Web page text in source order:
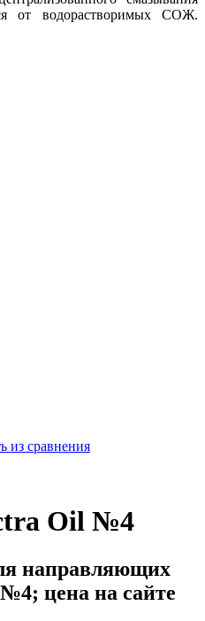
от водорастворимых СОЖ.
из сравнения
Oil №4
направляющих
цена на сайте